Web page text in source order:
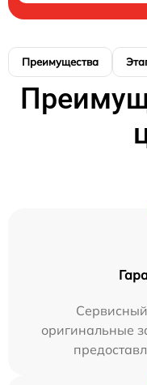
Преимущества
оригинальные